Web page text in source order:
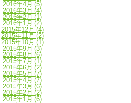
2016年4月 (5)
2016年3月 (4)
2016年2月 (1)
2016年1月 (2)
2015年12月 (4)
2015年11月 (2)
2015年10月 (1)
2015年9月 (3)
2015年8月 (6)
2015年7月 (1)
2015年6月 (2)
2015年5月 (7)
2015年4月 (7)
2015年3月 (6)
2015年2月 (2)
2015年1月 (6)